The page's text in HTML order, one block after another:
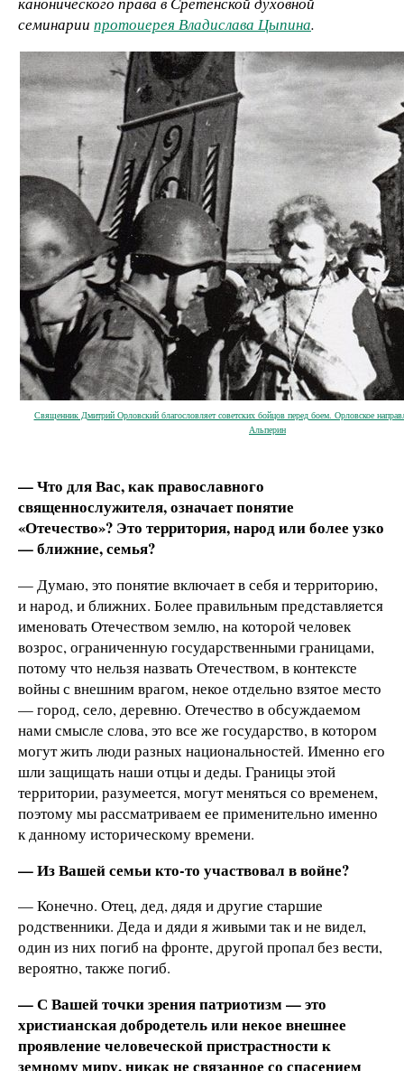
семинарии протоиерея Владислава Цыпина.
Священник Дмитрий Орловский благословляет советских бойцов перед боем. Орловское
Альперин
— Что для Вас, как православного
священнослужителя, означает понятие
«Отечество»? Это территория, народ или более узко
— ближние, семья?
— Думаю, это понятие включает в себя и территорию,
и народ, и ближних. Более правильным представляется
именовать Отечеством землю, на которой человек
возрос, ограниченную государственными границами,
потому что нельзя назвать Отечеством, в контексте
войны с внешним врагом, некое отдельно взятое место
— город, село, деревню. Отечество в обсуждаемом
нами смысле слова, это все же государство, в котором
могут жить люди разных национальностей. Именно его
шли защищать наши отцы и деды. Границы этой
территории, разумеется, могут меняться со временем,
поэтому мы рассматриваем ее применительно именно
к данному историческому времени.
— Из Вашей семьи кто-то участвовал в войне?
— Конечно. Отец, дед, дядя и другие старшие
родственники. Деда и дяди я живыми так и не видел,
один из них погиб на фронте, другой пропал без вести,
вероятно, также погиб.
— С Вашей точки зрения патриотизм — это
христианская добродетель или некое внешнее
проявление человеческой пристрастности к
земному миру, никак не связанное со спасением